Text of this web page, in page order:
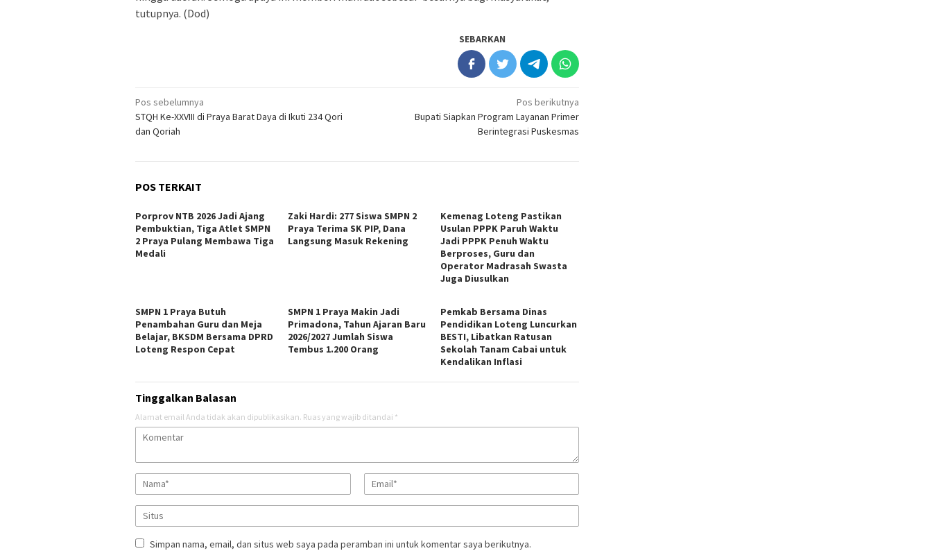
tutupnya. (Dod)
SEBARKAN
Navigasi
pos
Pos sebelumnya
STQH Ke-XXVIII di Praya Barat Daya di Ikuti 234 Qori
dan Qoriah
Pos berikutnya
Bupati Siapkan Program Layanan Primer
Berintegrasi Puskesmas
POS TERKAIT
Porprov NTB 2026 Jadi Ajang
Pembuktian, Tiga Atlet SMPN
2 Praya Pulang Membawa Tiga
Medali
Zaki Hardi: 277 Siswa SMPN 2
Praya Terima SK PIP, Dana
Langsung Masuk Rekening
Kemenag Loteng Pastikan
Usulan PPPK Paruh Waktu
Jadi PPPK Penuh Waktu
Berproses, Guru dan
Operator Madrasah Swasta
Juga Diusulkan
SMPN 1 Praya Butuh
Penambahan Guru dan Meja
Belajar, BKSDM Bersama DPRD
Loteng Respon Cepat
SMPN 1 Praya Makin Jadi
Primadona, Tahun Ajaran Baru
2026/2027 Jumlah Siswa
Tembus 1.200 Orang
Pemkab Bersama Dinas
Pendidikan Loteng Luncurkan
BESTI, Libatkan Ratusan
Sekolah Tanam Cabai untuk
Kendalikan Inflasi
Tinggalkan Balasan
Alamat email Anda tidak akan dipublikasikan. Ruas yang wajib ditandai *
Simpan nama, email, dan situs web saya pada peramban ini untuk komentar saya berikutnya.